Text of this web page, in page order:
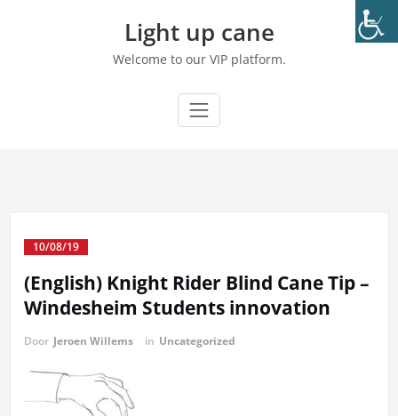
Light up cane
Welcome to our VIP platform.
10/08/19
(English) Knight Rider Blind Cane Tip –
Windesheim Students innovation
Door Jeroen Willems in Uncategorized